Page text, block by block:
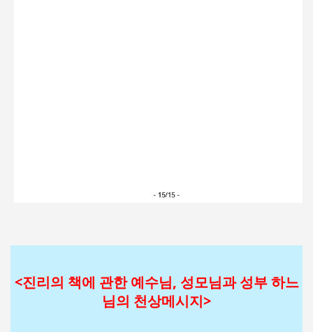
<진리의 책에 관한 예수님, 성모님과 성부 하느
님의 천상메시지>